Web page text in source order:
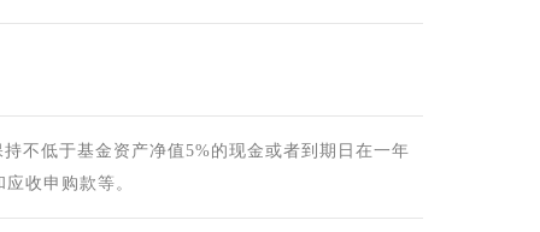
不低于基金资产净值5%的现金或者到期日在一年
收申购款等。